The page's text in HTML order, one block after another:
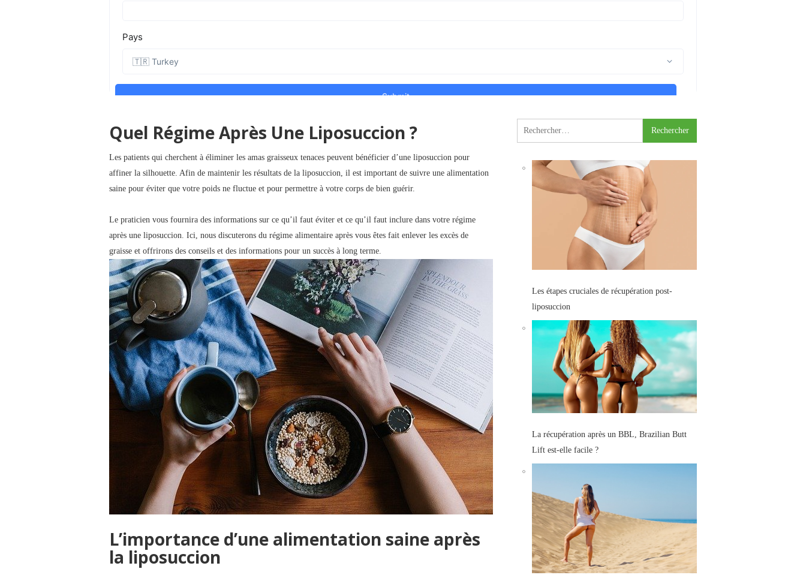
Quel Régime Après Une Liposuccion ?
Les patients qui cherchent à éliminer les amas graisseux tenaces peuvent bénéficier d’une liposuccion pour
affiner la silhouette. Afin de maintenir les résultats de la liposuccion, il est important de suivre une alimentation
saine pour éviter que votre poids ne fluctue et pour permettre à votre corps de bien guérir.
Le praticien vous fournira des informations sur ce qu’il faut éviter et ce qu’il faut inclure dans votre régime
après une liposuccion. Ici, nous discuterons du régime alimentaire après vous êtes fait enlever les excès de
graisse et offrirons des conseils et des informations pour un succès à long terme.
L’importance d’une alimentation saine après
la liposuccion
Rechercher :
Les étapes cruciales de récupération post-
liposuccion
La récupération après un BBL, Brazilian Butt
Lift est-elle facile ?